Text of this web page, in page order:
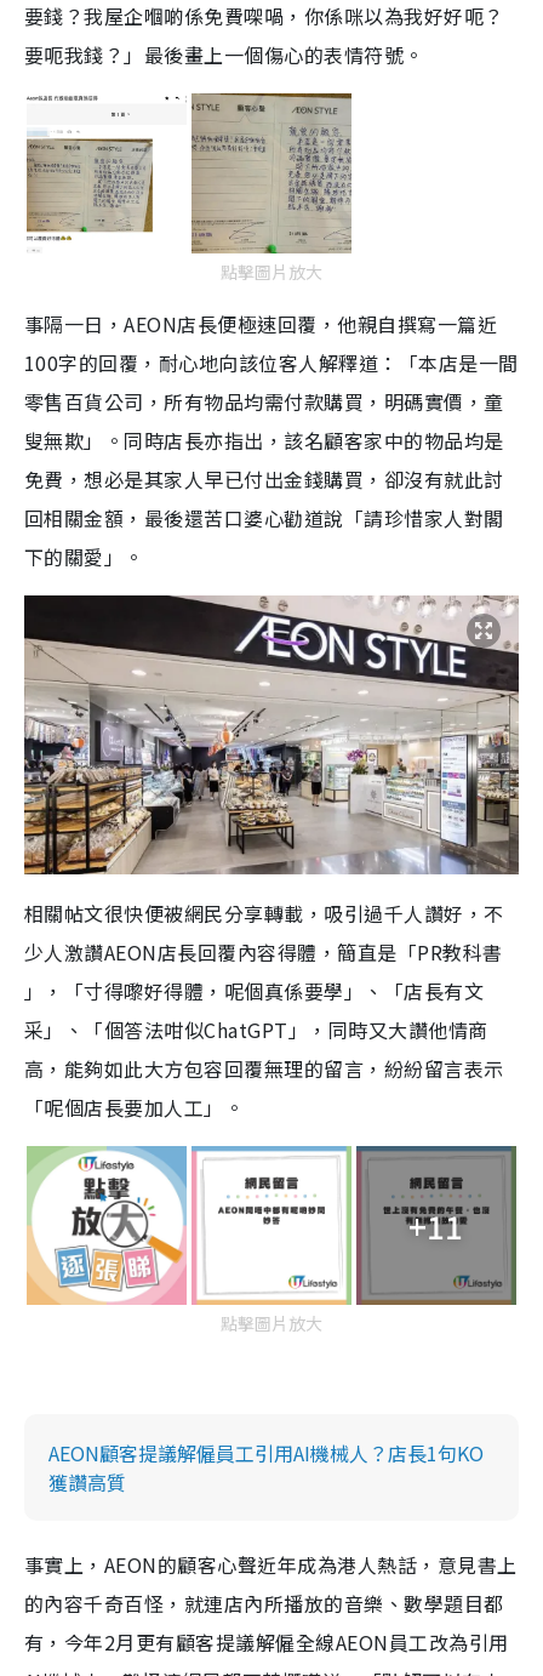
要錢？我屋企嗰啲係免費㗎喎，你係咪以為我好好呃？
要呃我錢？」最後畫上一個傷心的表情符號。
點擊圖片放大
事隔一日，AEON店長便極速回覆，他親自撰寫一篇近
100字的回覆，耐心地向該位客人解釋道：「本店是一間
零售百貨公司，所有物品均需付款購買，明碼實價，童
叟無欺」。同時店長亦指出，該名顧客家中的物品均是
免費，想必是其家人早已付出金錢購買，卻沒有就此討
回相關金額，最後還苦口婆心勸道說「請珍惜家人對閣
下的關愛」。
相關帖文很快便被網民分享轉載，吸引過千人讚好，不
少人激讚AEON店長回覆內容得體，簡直是「PR教科書
」，「寸得嚟好得體，呢個真係要學」、「店長有文
采」、「個答法咁似ChatGPT」，同時又大讚他情商
高，能夠如此大方包容回覆無理的留言，紛紛留言表示
「呢個店長要加人工」。
+11
點擊圖片放大
AEON顧客提議解僱員工引用AI機械人？店長1句KO
獲讚高質
事實上，AEON的顧客心聲近年成為港人熱話，意見書上
的內容千奇百怪，就連店內所播放的音樂、數學題目都
有，今年2月更有顧客提議解僱全線AEON員工改為引用